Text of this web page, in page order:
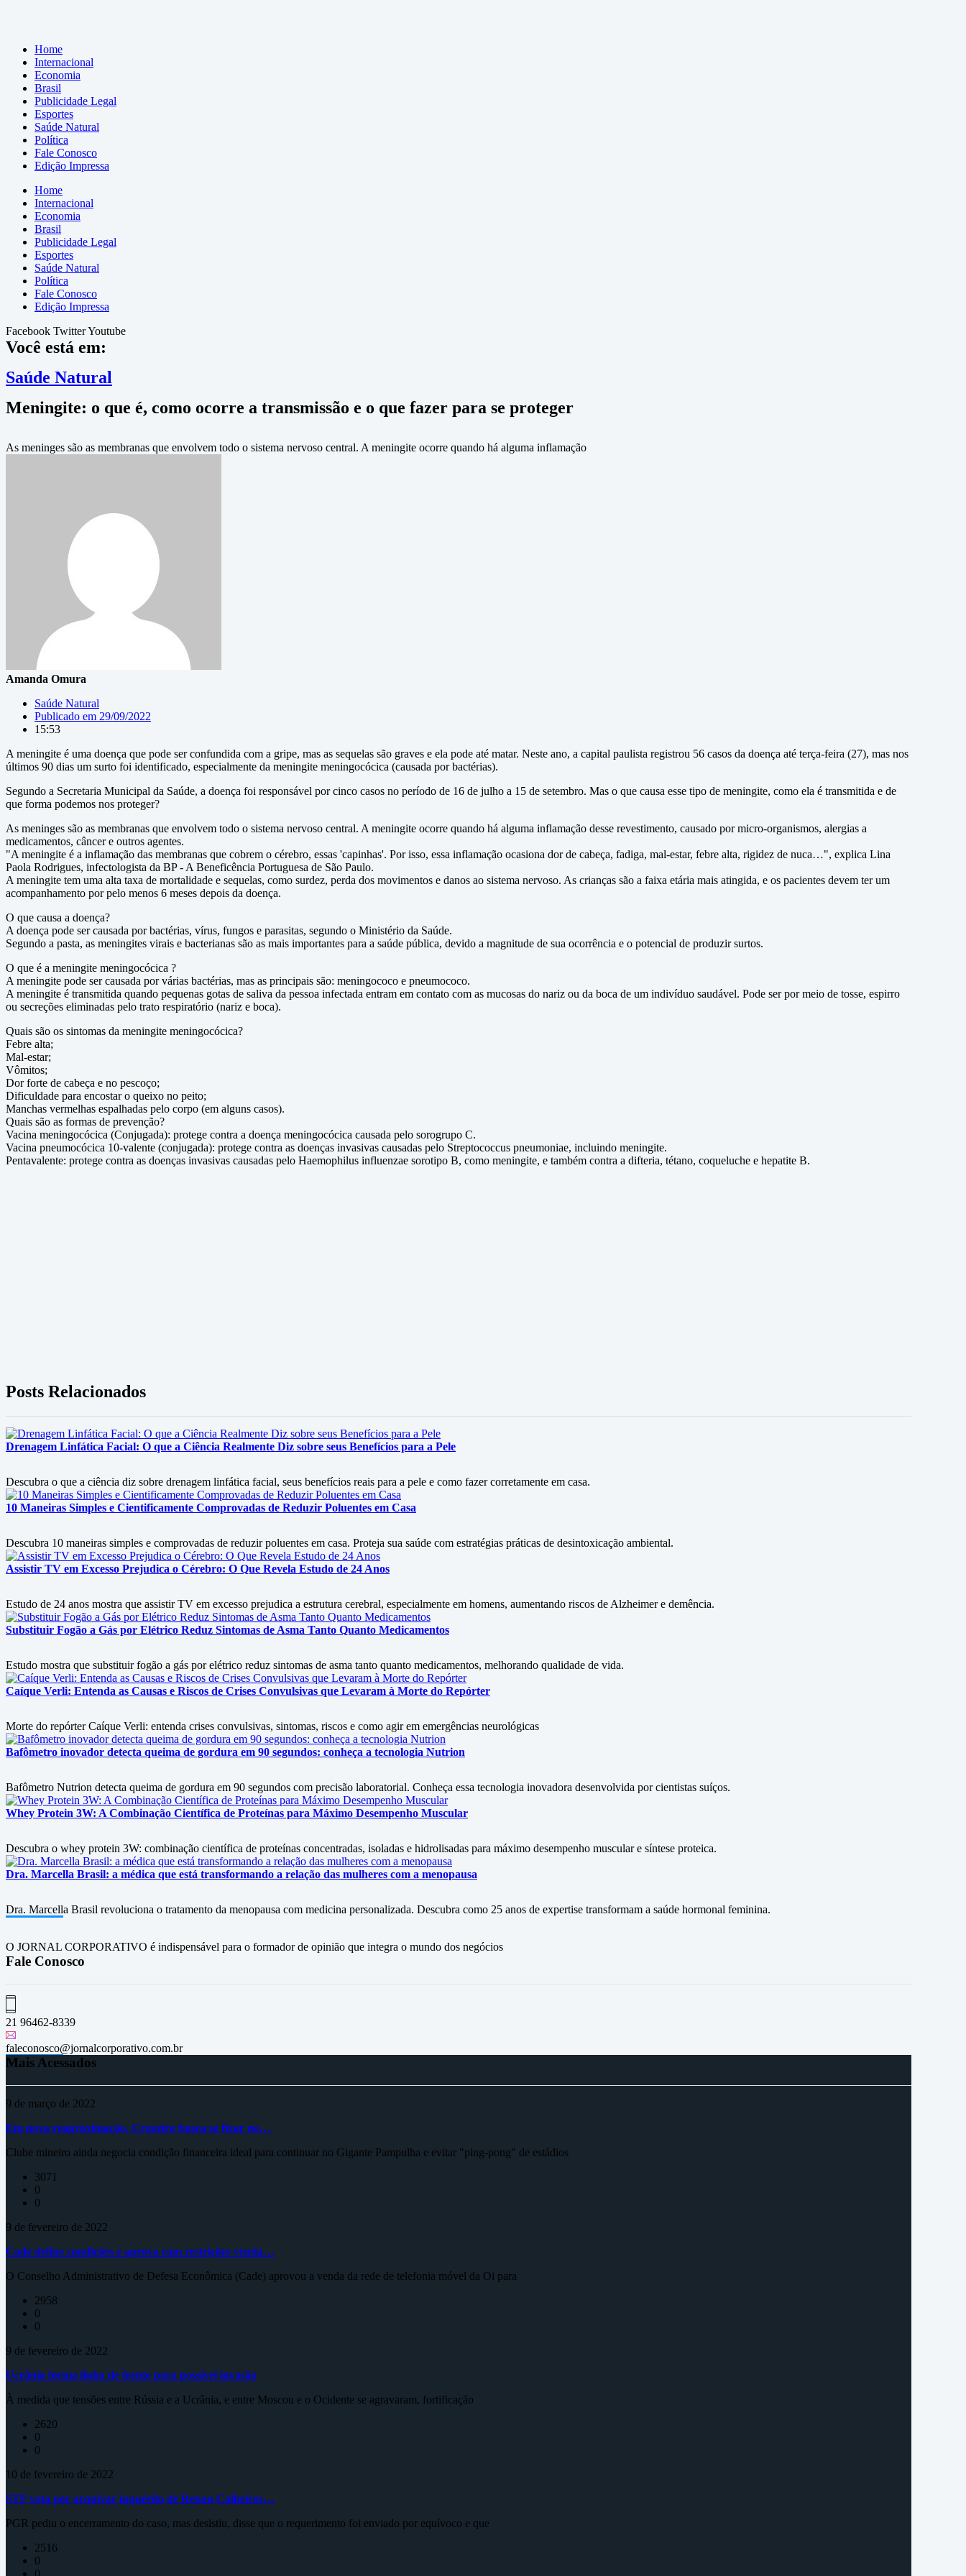
Home
Internacional
Economia
Brasil
Publicidade Legal
Esportes
Saúde Natural
Política
Fale Conosco
Edição Impressa
Home
Internacional
Economia
Brasil
Publicidade Legal
Esportes
Saúde Natural
Política
Fale Conosco
Edição Impressa
Facebook TwitterYoutube
Você está em:
Saúde Natural
Meningite: o que é, como ocorre a transmissão e o que fazer para se proteger
As meninges são as membranas que envolvem todo o sistema nervoso central. A meningite ocorre quando há alguma inflamação
Amanda Omura
Saúde Natural
Publicado em 29/09/2022
15:53
A meningite é uma doença que pode ser confundida com a gripe, mas as sequelas são graves e ela pode até matar. Neste ano, a capital paulista registrou 56 casos da doença até terça-feira (27), mas nos
últimos 90 dias um surto foi identificado, especialmente da meningite meningocócica (causada por bactérias).
Segundo a Secretaria Municipal da Saúde, a doença foi responsável por cinco casos no período de 16 de julho a 15 de setembro. Mas o que causa esse tipo de meningite, como ela é transmitida e de
que forma podemos nos proteger?
As meninges são as membranas que envolvem todo o sistema nervoso central. A meningite ocorre quando há alguma inflamação desse revestimento, causado por micro-organismos, alergias a
medicamentos, câncer e outros agentes.
"A meningite é a inflamação das membranas que cobrem o cérebro, essas 'capinhas'. Por isso, essa inflamação ocasiona dor de cabeça, fadiga, mal-estar, febre alta, rigidez de nuca…", explica Lina
Paola Rodrigues, infectologista da BP - A Beneficência Portuguesa de São Paulo.
A meningite tem uma alta taxa de mortalidade e sequelas, como surdez, perda dos movimentos e danos ao sistema nervoso. As crianças são a faixa etária mais atingida, e os pacientes devem ter um
acompanhamento por pelo menos 6 meses depois da doença.
O que causa a doença?
A doença pode ser causada por bactérias, vírus, fungos e parasitas, segundo o Ministério da Saúde.
Segundo a pasta, as meningites virais e bacterianas são as mais importantes para a saúde pública, devido a magnitude de sua ocorrência e o potencial de produzir surtos.
O que é a meningite meningocócica ?
A meningite pode ser causada por várias bactérias, mas as principais são: meningococo e pneumococo.
A meningite é transmitida quando pequenas gotas de saliva da pessoa infectada entram em contato com as mucosas do nariz ou da boca de um indivíduo saudável. Pode ser por meio de tosse, espirro
ou secreções eliminadas pelo trato respiratório (nariz e boca).
Quais são os sintomas da meningite meningocócica?
Febre alta;
Mal-estar;
Vômitos;
Dor forte de cabeça e no pescoço;
Dificuldade para encostar o queixo no peito;
Manchas vermelhas espalhadas pelo corpo (em alguns casos).
Quais são as formas de prevenção?
Vacina meningocócica (Conjugada): protege contra a doença meningocócica causada pelo sorogrupo C.
Vacina pneumocócica 10-valente (conjugada): protege contra as doenças invasivas causadas pelo Streptococcus pneumoniae, incluindo meningite.
Pentavalente: protege contra as doenças invasivas causadas pelo Haemophilus influenzae sorotipo B, como meningite, e também contra a difteria, tétano, coqueluche e hepatite B.
Posts Relacionados
Drenagem Linfática Facial: O que a Ciência Realmente Diz sobre seus Benefícios para a Pele
Descubra o que a ciência diz sobre drenagem linfática facial, seus benefícios reais para a pele e como fazer corretamente em casa.
10 Maneiras Simples e Cientificamente Comprovadas de Reduzir Poluentes em Casa
Descubra 10 maneiras simples e comprovadas de reduzir poluentes em casa. Proteja sua saúde com estratégias práticas de desintoxicação ambiental.
Assistir TV em Excesso Prejudica o Cérebro: O Que Revela Estudo de 24 Anos
Estudo de 24 anos mostra que assistir TV em excesso prejudica a estrutura cerebral, especialmente em homens, aumentando riscos de Alzheimer e demência.
Substituir Fogão a Gás por Elétrico Reduz Sintomas de Asma Tanto Quanto Medicamentos
Estudo mostra que substituir fogão a gás por elétrico reduz sintomas de asma tanto quanto medicamentos, melhorando qualidade de vida.
Caíque Verli: Entenda as Causas e Riscos de Crises Convulsivas que Levaram à Morte do Repórter
Morte do repórter Caíque Verli: entenda crises convulsivas, sintomas, riscos e como agir em emergências neurológicas
Bafômetro inovador detecta queima de gordura em 90 segundos: conheça a tecnologia Nutrion
Bafômetro Nutrion detecta queima de gordura em 90 segundos com precisão laboratorial. Conheça essa tecnologia inovadora desenvolvida por cientistas suíços.
Whey Protein 3W: A Combinação Científica de Proteínas para Máximo Desempenho Muscular
Descubra o whey protein 3W: combinação científica de proteínas concentradas, isoladas e hidrolisadas para máximo desempenho muscular e síntese proteica.
Dra. Marcella Brasil: a médica que está transformando a relação das mulheres com a menopausa
Dra. Marcella Brasil revoluciona o tratamento da menopausa com medicina personalizada. Descubra como 25 anos de expertise transformam a saúde hormonal feminina.
O JORNAL CORPORATIVO é indispensável para o formador de opinião que integra o mundo dos negócios
Fale Conosco
21 96462-8339
faleconosco@jornalcorporativo.com.br
Mais Acessados
9 de março de 2022
Em nova reaproximação, Cruzeiro busca se fixar no…
Clube mineiro ainda negocia condição financeira ideal para continuar no Gigante Pampulha e evitar "ping-pong" de estádios
3071
0
0
9 de fevereiro de 2022
Cade define condições e aprova com restrições venda…
O Conselho Administrativo de Defesa Econômica (Cade) aprovou a venda da rede de telefonia móvel da Oi para
2958
0
0
9 de fevereiro de 2022
Ucrânia forma linha de frente para possível invasão
À medida que tensões entre Rússia e a Ucrânia, e entre Moscou e o Ocidente se agravaram, fortificação
2620
0
0
10 de fevereiro de 2022
STF vota por arquivar inquérito de Renan Calheiros…
PGR pediu o encerramento do caso, mas desistiu, disse que o requerimento foi enviado por equívoco e que
2516
0
0